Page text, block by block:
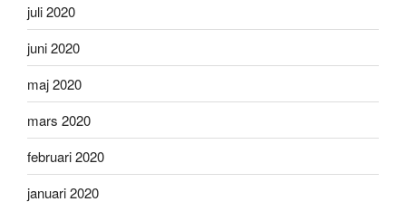
juli 2020
juni 2020
maj 2020
mars 2020
februari 2020
januari 2020